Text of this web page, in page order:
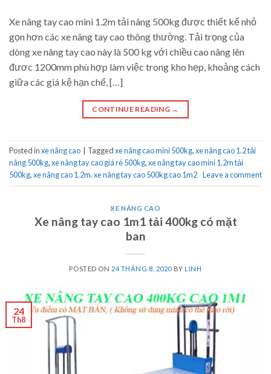
Xe nâng tay cao mini 1.2m tải nâng 500kg được thiết kế nhỏ
gọn hơn các xe nâng tay cao thông thường. Tải trọng của
dòng xe nâng tay cao này là 500 kg với chiều cao nâng lên
đươc 1200mm phù hợp làm việc trong kho hẹp, khoảng cách
giữa các giá kệ hạn chế, […]
CONTINUE READING →
Posted inxe nâng cao Taggedxe nâng cao mini 500kg,xe nâng cao 1.2 tải
nâng 500kg,xe nâng tay cao giá rẻ 500kg,xe nâng tay cao mini 1.2m tải
500kg,xe nâng cao 1.2m. xe nâng tay cao 500kg cao 1m2 Leave a comment
XE NÂNG CAO
Xe nâng tay cao 1m1 tải 400kg có mặt
ban
POSTED ON 24 THÁNG 8, 2020 BYLINH
24
Th8